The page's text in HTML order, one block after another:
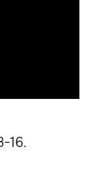
16.